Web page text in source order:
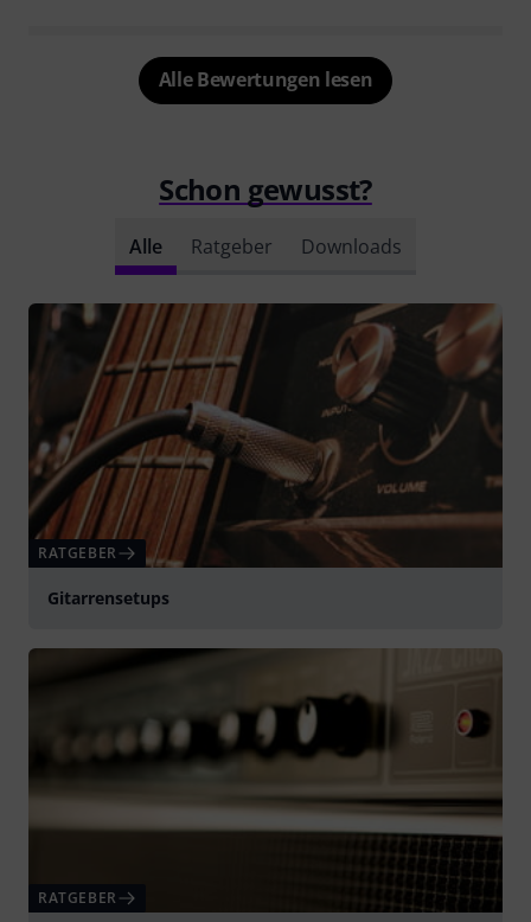
Alle Bewertungen lesen
Schon gewusst?
Alle Ratgeber Downloads
RATGEBER
Gitarrensetups
RATGEBER